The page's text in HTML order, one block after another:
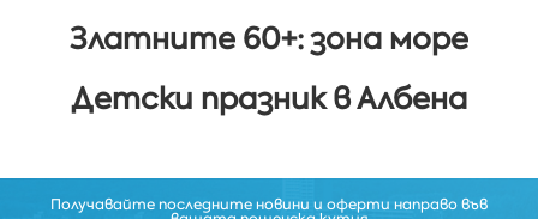
Златните 60+: зона море
Детски празник в Албена
Получавайте последните новини и оферти направо във